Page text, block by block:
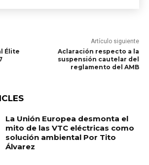
Élite
Artículo siguiente
Aclaración respecto a la
suspensión cautelar del
reglamento del AMB
La Unión Europea desmonta el
mito de las VTC eléctricas como
solución ambiental Por Tito
Álvarez